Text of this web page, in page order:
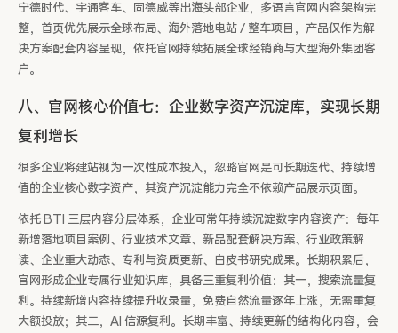
宁德时代、宇通客车、固德威等出海头部企业，多语言官网内容架构完
整，首页优先展示全球布局、海外落地电站 / 整车项目，产品仅作为解
决方案配套内容呈现，依托官网持续拓展全球经销商与大型海外集团客
户。
八、官网核心价值七：企业数字资产沉淀库，实现长期
复利增长
很多企业将建站视为一次性成本投入，忽略官网是可长期迭代、持续增
值的企业核心数字资产，其资产沉淀能力完全不依赖产品展示页面。
依托 BTI 三层内容分层体系，企业可常年持续沉淀数字内容资产：每年
新增落地项目案例、行业技术文章、新品配套解决方案、行业政策解
读、企业重大动态、专利与资质更新、白皮书研究成果。长期积累后，
官网形成企业专属行业知识库，具备三重复利价值：其一，搜索流量复
利。持续新增内容持续提升收录量，免费自然流量逐年上涨，无需重复
大额投放；其二，AI 信源复利。长期丰富、持续更新的结构化内容，会